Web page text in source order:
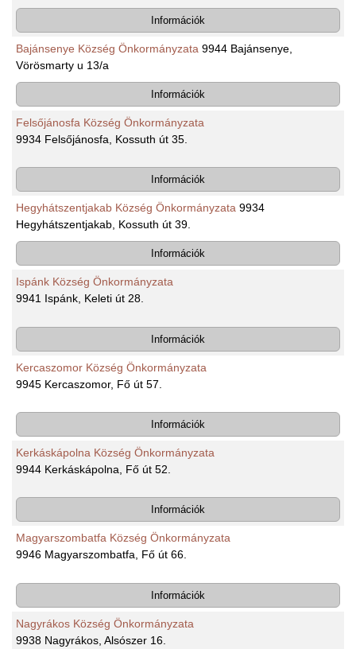
Információk
Bajánsenye Község Önkormányzata 9944 Bajánsenye,
Vörösmarty u 13/a
Információk
Felsőjánosfa Község Önkormányzata
9934 Felsőjánosfa, Kossuth út 35.
Információk
Hegyhátszentjakab Község Önkormányzata 9934
Hegyhátszentjakab, Kossuth út 39.
Információk
Ispánk Község Önkormányzata
9941 Ispánk, Keleti út 28.
Információk
Kercaszomor Község Önkormányzata
9945 Kercaszomor, Fő út 57.
Információk
Kerkáskápolna Község Önkormányzata
9944 Kerkáskápolna, Fő út 52.
Információk
Magyarszombatfa Község Önkormányzata
9946 Magyarszombatfa, Fő út 66.
Információk
Nagyrákos Község Önkormányzata
9938 Nagyrákos, Alsószer 16.